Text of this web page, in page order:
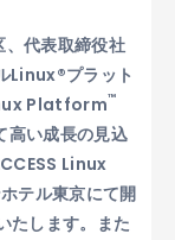
、代表取締役社
Linux®プラット
Platform™
高い成長の見込
Linux
テル東京にて開
たします。また